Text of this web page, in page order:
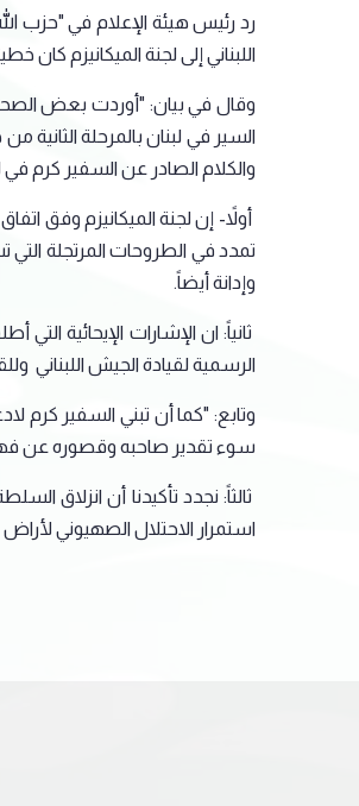
رد رئيس هيئة الإعلام في "حزب
اللبناني إلى لجنة الميكانيزم
وقال في بيان: "أوردت بعض الصحف
السير في لبنان بالمرحلة
والكلام الصادر عن السفير كرم في
تمدد في الطروحات المرتجلة
وإدانة أيضاً.
ثانياً: ان الإشارات الإيحائية
الرسمية لقيادة الجيش اللبناني
وتابع: "كما أن تبني السفير كرم
سوء تقدير صاحبه وقصوره عن فهم
ثالثاً: نجدد تأكيدنا أن انزلاق
استمرار الاحتلال الصهيوني